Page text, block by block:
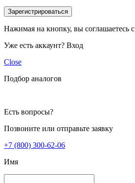
Зарегистрироваться
Нажимая на кнопку, вы соглашаетесь с
Уже есть аккаунт? Вход
Close
Подбор аналогов
Есть вопросы?
Позвоните или отправьте заявку
+7 (800) 300-62-06
Имя